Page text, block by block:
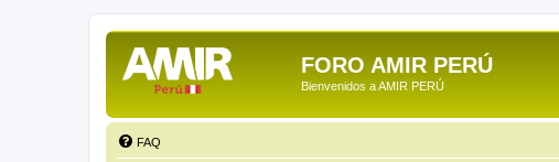
FORO AMIR PERÚ
Bienvenidos a AMIR PERÚ
FAQ